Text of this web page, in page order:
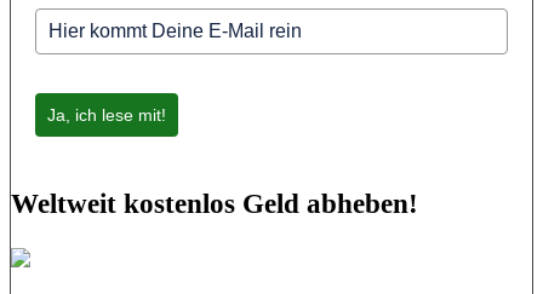
Ja, ich lese mit!
Weltweit kostenlos Geld abheben!